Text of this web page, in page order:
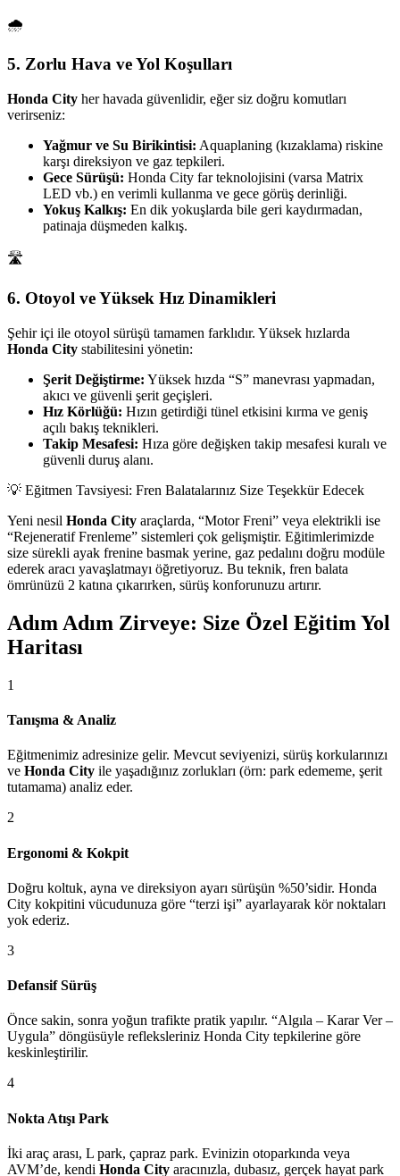
🌧️
5. Zorlu Hava ve Yol Koşulları
Honda City her havada güvenlidir, eğer siz doğru komutları
verirseniz:
Yağmur ve Su Birikintisi: Aquaplaning (kızaklama) riskine
karşı direksiyon ve gaz tepkileri.
Gece Sürüşü: Honda City far teknolojisini (varsa Matrix
LED vb.) en verimli kullanma ve gece görüş derinliği.
Yokuş Kalkış: En dik yokuşlarda bile geri kaydırmadan,
patinaja düşmeden kalkış.
🛣️
6. Otoyol ve Yüksek Hız Dinamikleri
Şehir içi ile otoyol sürüşü tamamen farklıdır. Yüksek hızlarda
Honda City stabilitesini yönetin:
Şerit Değiştirme: Yüksek hızda “S” manevrası yapmadan,
akıcı ve güvenli şerit geçişleri.
Hız Körlüğü: Hızın getirdiği tünel etkisini kırma ve geniş
açılı bakış teknikleri.
Takip Mesafesi: Hıza göre değişken takip mesafesi kuralı ve
güvenli duruş alanı.
💡 Eğitmen Tavsiyesi: Fren Balatalarınız Size Teşekkür Edecek
Yeni nesil Honda City araçlarda, “Motor Freni” veya elektrikli ise
“Rejeneratif Frenleme” sistemleri çok gelişmiştir. Eğitimlerimizde
size sürekli ayak frenine basmak yerine, gaz pedalını doğru modüle
ederek aracı yavaşlatmayı öğretiyoruz. Bu teknik, fren balata
ömrünüzü 2 katına çıkarırken, sürüş konforunuzu artırır.
Adım Adım Zirveye: Size Özel Eğitim Yol
Haritası
1
Tanışma & Analiz
Eğitmenimiz adresinize gelir. Mevcut seviyenizi, sürüş korkularınızı
ve Honda City ile yaşadığınız zorlukları (örn: park edememe, şerit
tutamama) analiz eder.
2
Ergonomi & Kokpit
Doğru koltuk, ayna ve direksiyon ayarı sürüşün %50’sidir. Honda
City kokpitini vücudunuza göre “terzi işi” ayarlayarak kör noktaları
yok ederiz.
3
Defansif Sürüş
Önce sakin, sonra yoğun trafikte pratik yapılır. “Algıla – Karar Ver –
Uygula” döngüsüyle refleksleriniz Honda City tepkilerine göre
keskinleştirilir.
4
Nokta Atışı Park
İki araç arası, L park, çapraz park. Evinizin otoparkında veya
AVM’de, kendi Honda City aracınızla, dubasız, gerçek hayat park